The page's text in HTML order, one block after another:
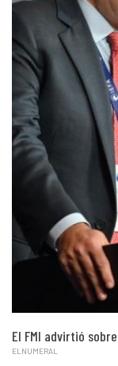
El FMI advirtió
ELNUMERAL